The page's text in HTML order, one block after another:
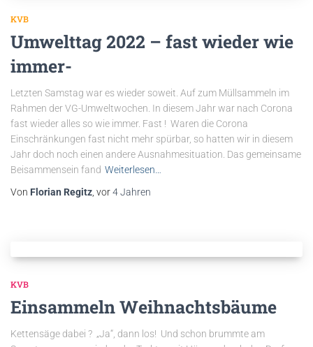
KVB
Umwelttag 2022 – fast wieder wie
immer-
Letzten Samstag war es wieder soweit. Auf zum Müllsammeln im
Rahmen der VG-Umweltwochen. In diesem Jahr war nach Corona
fast wieder alles so wie immer. Fast ! Waren die Corona
Einschränkungen fast nicht mehr spürbar, so hatten wir in diesem
Jahr doch noch einen andere Ausnahmesituation. Das gemeinsame
Beisammensein fand Weiterlesen…
Von Florian Regitz, vor4 Jahren
KVB
Einsammeln Weihnachtsbäume
Kettensäge dabei ? „Ja“, dann los! Und schon brummte am